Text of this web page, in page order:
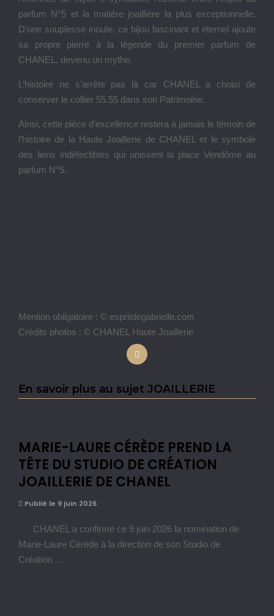
parfum N°5 et la matière joaillière la plus exceptionnelle.
D’une souplesse inouïe, ce bijou fascinant et éternel ajoute
sa propre pierre à la légende du premier parfum de
CHANEL, devenu un mythe.
L’histoire ne s’arrête pas là car CHANEL a choisi de
conserver le collier 55.55 dans son Patrimoine.
Ainsi, cette pièce d’excellence restera à jamais le témoin de
l’histoire de la Haute Joaillerie de CHANEL et le symbole
des liens indéfectibles qui unissent la place Vendôme au
parfum N°5.
Mention obligatoire : © espritdegabrielle.com
Crédits photos : © CHANEL Haute Joaillerie
En savoir plus au sujet JOAILLERIE
MARIE-LAURE CÉRÈDE PREND LA
TÊTE DU STUDIO DE CRÉATION
JOAILLERIE DE CHANEL
Publié le 9 juin 2026
CHANEL a confirmé ce 9 juin 2026 la nomination de
Marie-Laure Cérède à la direction de son Studio de
Création …